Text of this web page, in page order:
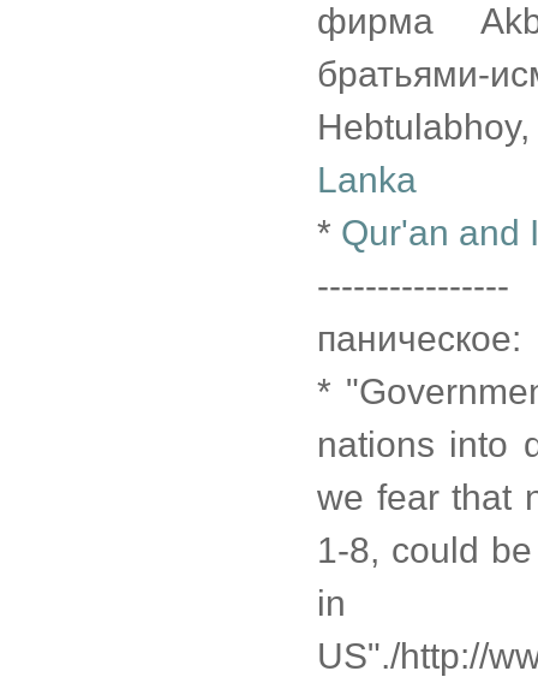
фирма
братьями-
Lanka
* Qur'an and
----------------
паническое:
*
nations into
we fear that
1-8, could
US"./http://